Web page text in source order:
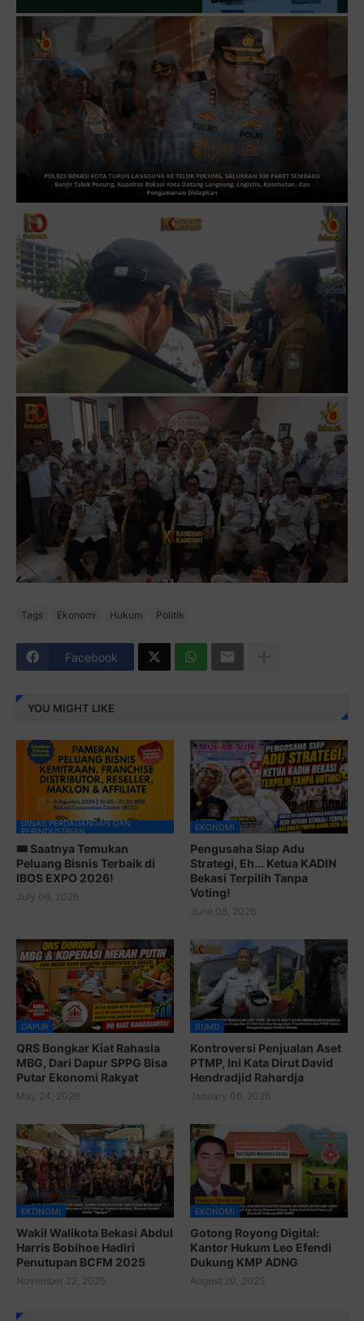
Tags Ekonomi Hukum Politik
Facebook
YOU MIGHT LIKE
DINAS PERDAGANGAN DAN
PERINDUSTRIAN
🎟️ Saatnya Temukan
Peluang Bisnis Terbaik di
IBOS EXPO 2026!
July 06, 2026
EKONOMI
Pengusaha Siap Adu
Strategi, Eh... Ketua KADIN
Bekasi Terpilih Tanpa
Voting!
June 08, 2026
DAPUR
QRS Bongkar Kiat Rahasia
MBG, Dari Dapur SPPG Bisa
Putar Ekonomi Rakyat
May 24, 2026
BUMD
Kontroversi Penjualan Aset
PTMP, Ini Kata Dirut David
Hendradjid Rahardja
January 06, 2026
EKONOMI
Wakil Walikota Bekasi Abdul
Harris Bobihoe Hadiri
Penutupan BCFM 2025
November 22, 2025
EKONOMI
Gotong Royong Digital:
Kantor Hukum Leo Efendi
Dukung KMP ADNG
August 20, 2025